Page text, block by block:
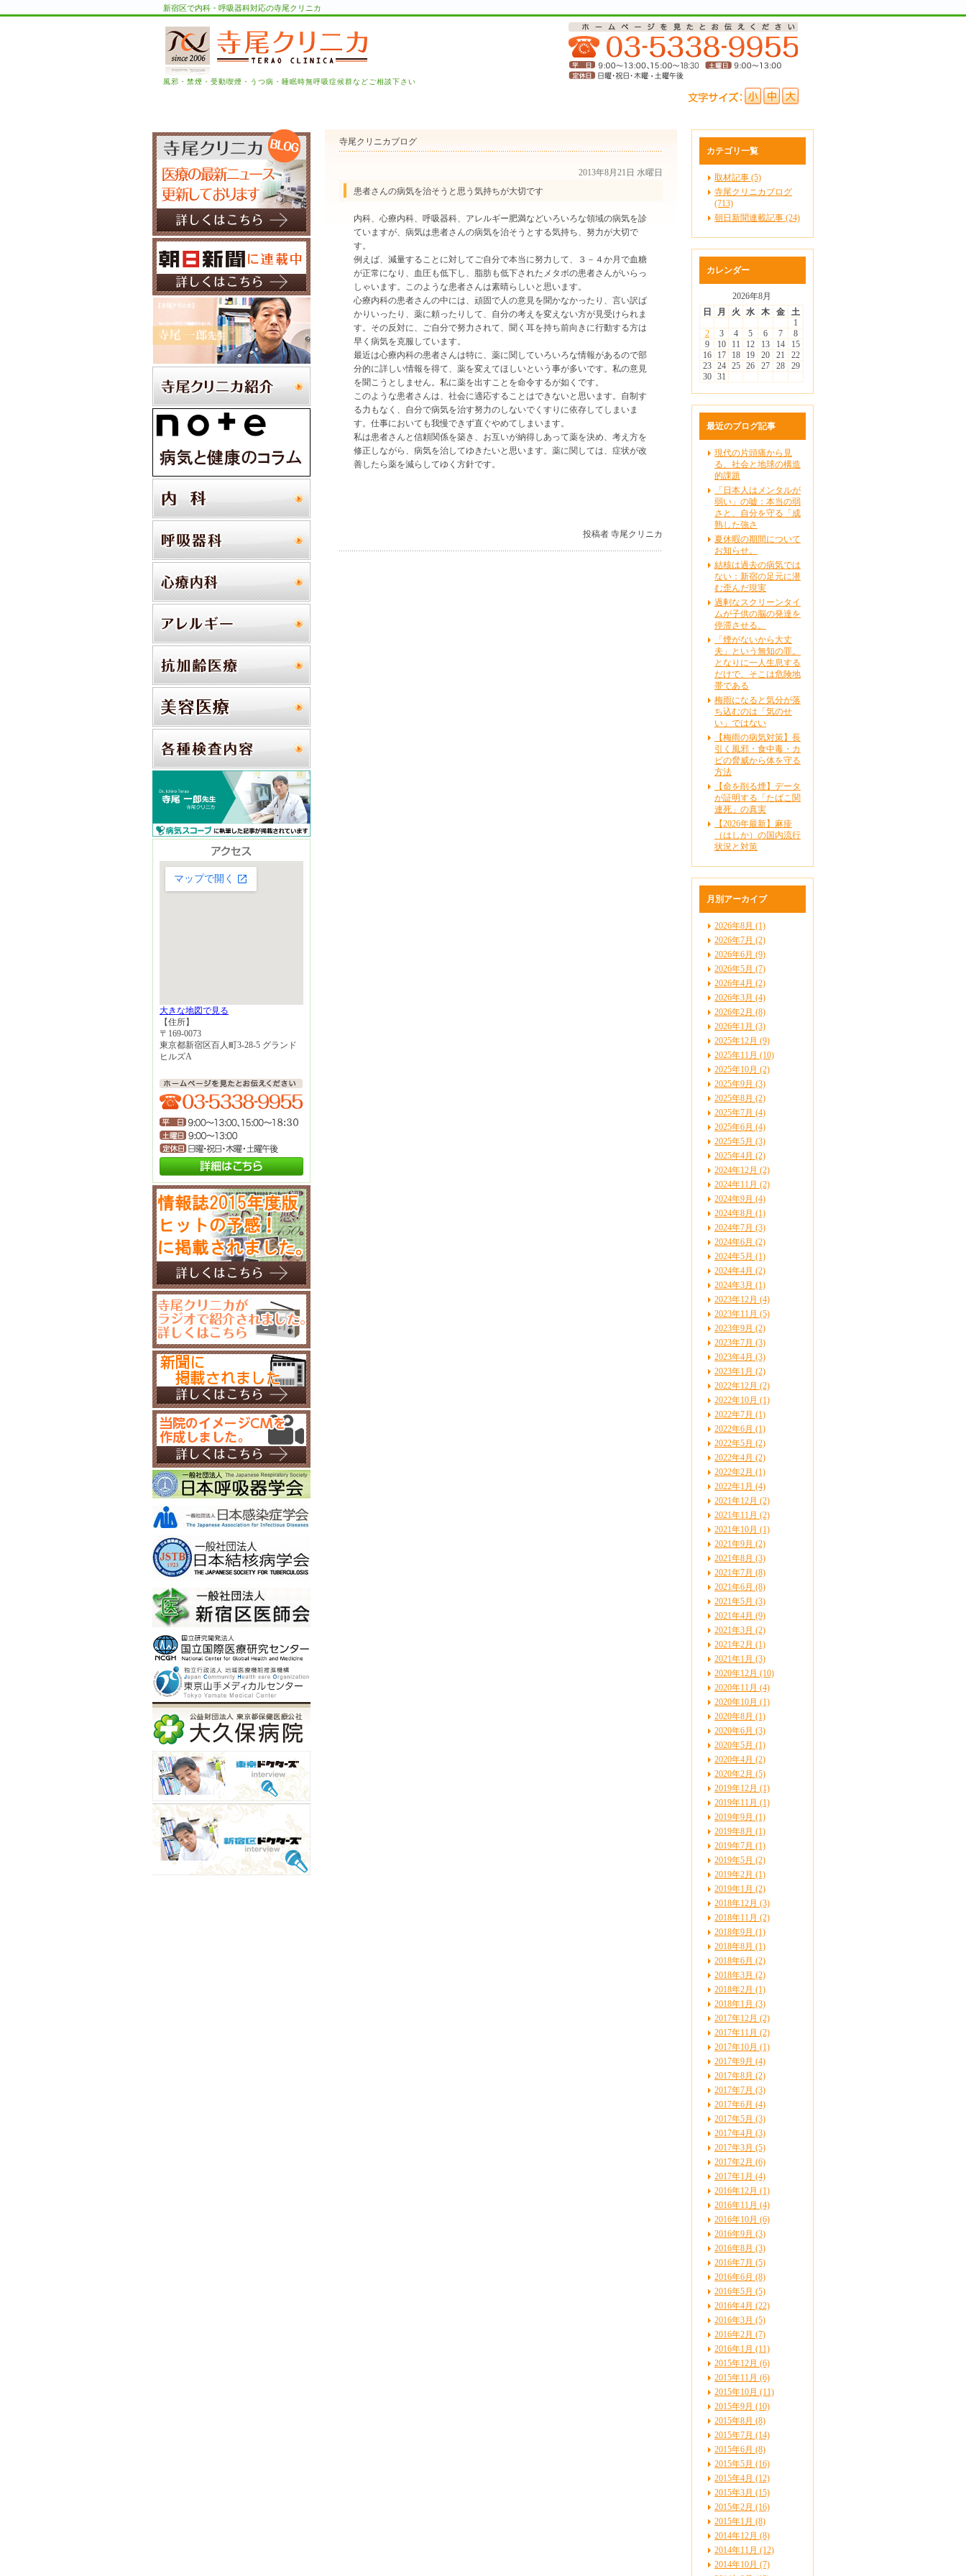
新宿区で内科・呼吸器科対応の寺尾クリニカ
風邪・禁煙・受動喫煙・うつ病・睡眠時無呼吸症候群などご相談下さい
寺尾クリニカブログ
2013年8月21日 水曜日
患者さんの病気を治そうと思う気持ちが大切です
内科、心療内科、呼吸器科、アレルギー肥満などいろいろな領域の病気を診
ていますが、病気は患者さんの病気を治そうとする気持ち、努力が大切で
す。
例えば、減量することに対してご自分で本当に努力して、３－４か月で血糖
が正常になり、血圧も低下し、脂肪も低下されたメタボの患者さんがいらっ
しゃいます。このような患者さんは素晴らしいと思います。
心療内科の患者さんの中には、頑固で人の意見を聞かなかったり、言い訳ば
かりいったり、薬に頼ったりして、自分の考えを変えない方が見受けられま
す。その反対に、ご自分で努力されて、聞く耳を持ち前向きに行動する方は
早く病気を克服しています。
最近は心療内科の患者さんは特に、薬に関していろいろな情報があるので部
分的に詳しい情報を得て、薬を変えてほしいという事が多いです。私の意見
を聞こうとしません。私に薬を出すことを命令するが如くです。
このような患者さんは、社会に適応することはできないと思います。自制す
る力もなく、自分で病気を治す努力のしないでくすりに依存してしまいま
す。仕事においても我慢できず直ぐやめてしまいます。
私は患者さんと信頼関係を築き、お互いが納得しあって薬を決め、考え方を
修正しながら、病気を治してゆきたいと思います。薬に関しては、症状が改
善したら薬を減らしてゆく方針です。
投稿者 寺尾クリニカ
カテゴリ一覧
取材記事 (5)
寺尾クリニカブログ
(713)
朝日新聞連載記事 (24)
カレンダー
2026年8月
日
月 火 水 木 金
土
1
2
3 4 5 6 7
8
9
10 11 12 13 14
15
16
17 18 19 20 21
22
23
24 25 26 27 28
29
30
31
最近のブログ記事
現代の片頭痛から見
る、社会と地球の構造
的課題
「日本人はメンタルが
弱い」の嘘：本当の弱
さと、自分を守る「成
熟した強さ
夏休暇の期間について
お知らせ。
結核は過去の病気では
ない：新宿の足元に潜
む歪んだ現実
過剰なスクリーンタイ
ムが子供の脳の発達を
停滞させる。
「煙がないから大丈
夫」という無知の罪。
となりに一人生息する
だけで、そこは危険地
帯である
梅雨になると気分が落
ち込むのは「気のせ
い」ではない
【梅雨の病気対策】長
引く風邪・食中毒・カ
ビの脅威から体を守る
方法
【命を削る煙】データ
が証明する「たばこ関
連死」の真実
【2026年最新】麻疹
（はしか）の国内流行
状況と対策
月別アーカイブ
2026年8月 (1)
2026年7月 (2)
2026年6月 (9)
2026年5月 (7)
2026年4月 (2)
2026年3月 (4)
2026年2月 (8)
2026年1月 (3)
2025年12月 (9)
2025年11月 (10)
2025年10月 (2)
2025年9月 (3)
2025年8月 (2)
2025年7月 (4)
2025年6月 (4)
2025年5月 (3)
2025年4月 (2)
2024年12月 (2)
2024年11月 (2)
2024年9月 (4)
2024年8月 (1)
2024年7月 (3)
2024年6月 (2)
2024年5月 (1)
2024年4月 (2)
2024年3月 (1)
2023年12月 (4)
2023年11月 (5)
2023年9月 (2)
2023年7月 (3)
2023年4月 (3)
2023年1月 (2)
2022年12月 (2)
2022年10月 (1)
2022年7月 (1)
2022年6月 (1)
2022年5月 (2)
2022年4月 (2)
2022年2月 (1)
2022年1月 (4)
2021年12月 (2)
2021年11月 (2)
2021年10月 (1)
2021年9月 (2)
2021年8月 (3)
2021年7月 (8)
2021年6月 (8)
2021年5月 (3)
2021年4月 (9)
2021年3月 (2)
2021年2月 (1)
2021年1月 (3)
2020年12月 (10)
2020年11月 (4)
2020年10月 (1)
2020年8月 (1)
2020年6月 (3)
2020年5月 (1)
2020年4月 (2)
2020年2月 (5)
2019年12月 (1)
2019年11月 (1)
2019年9月 (1)
2019年8月 (1)
2019年7月 (1)
2019年5月 (2)
2019年2月 (1)
2019年1月 (2)
2018年12月 (3)
2018年11月 (2)
2018年9月 (1)
2018年8月 (1)
2018年6月 (2)
2018年3月 (2)
2018年2月 (1)
2018年1月 (3)
2017年12月 (2)
2017年11月 (2)
2017年10月 (1)
2017年9月 (4)
2017年8月 (2)
2017年7月 (3)
2017年6月 (4)
2017年5月 (3)
2017年4月 (3)
2017年3月 (5)
2017年2月 (6)
2017年1月 (4)
2016年12月 (1)
2016年11月 (4)
2016年10月 (6)
2016年9月 (3)
2016年8月 (3)
2016年7月 (5)
2016年6月 (8)
2016年5月 (5)
2016年4月 (22)
2016年3月 (5)
2016年2月 (7)
2016年1月 (11)
2015年12月 (6)
2015年11月 (6)
2015年10月 (11)
2015年9月 (10)
2015年8月 (8)
2015年7月 (14)
2015年6月 (8)
2015年5月 (16)
2015年4月 (12)
2015年3月 (15)
2015年2月 (16)
2015年1月 (8)
2014年12月 (8)
2014年11月 (12)
2014年10月 (7)
大きな地図で見る
【住所】
〒169-0073
東京都新宿区百人町3-28-5 グランド
ヒルズA